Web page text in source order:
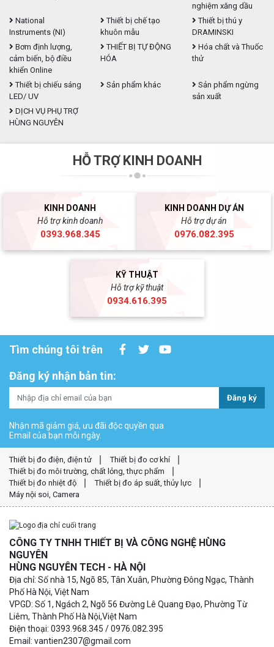
nghiệm xăng dầu
National
Instruments (NI)
Thiết bị chế tạo
khuôn mẫu
Thiết bị thú y
DRAMINSKI
Bơm định lượng,
cảm biến, bộ điều
khiển Online
THIẾT BỊ TỰ ĐỘNG
HÓA
Hóa chất và Thuốc
thử
Thiết bị chiếu sáng
LED/ UV
Sản phẩm khác
Sản phẩm ngừng
sản xuất
DỊCH VỤ PHỤ TRỢ
HÙNG NGUYÊN
HỖ TRỢ KINH DOANH
KINH DOANH
Hỗ trợ kinh doanh
0393.968.345
KINH DOANH DỰ ÁN
Hỗ trợ dự án
0976.082.395
KỸ THUẬT
Hỗ trợ kỹ thuật
0934.616.395
Tìm chúng tôi trên
Đăng ký nhận bản tin:
Đăng ký
Nhận mã giảm giá, ưu đãi độc quyền qua
Email của bạn mỗi ngày.
Thiết bị đo điện, điện tử
Thiết bị đo cơ khí
Thiết bị đo môi trường, chất lỏng, thực phẩm
Thiết bị đo nhiệt độ
Thiết bị đo áp suất, thủy lực
Máy nội soi, Camera
CÔNG TY TNHH THIẾT BỊ VÀ CÔNG NGHỆ HÙNG
NGUYÊN
HÙNG NGUYÊN TECH - HÀ NỘI
Địa chỉ: Số nhà 15, Ngõ 85, Tân Xuân, Phường Đông Ngạc, Thành
Phố Hà Nội, Việt Nam
VPGD: Số 1, Ngách 2, Ngõ 56 Đường Lê Quang Đạo, Phường Từ
Liêm, Thành Phố Hà Nội,Việt Nam
Điện thoại: 0393.968.345 / 0976.082.395
Email: vantien2307@gmail.com